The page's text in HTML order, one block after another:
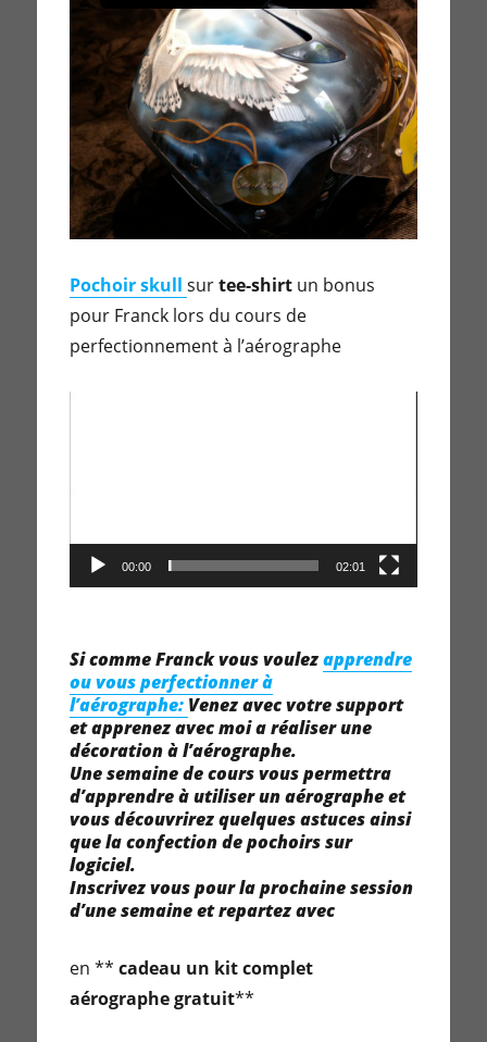
Pochoir skull surtee-shirt un bonus
pour Franck lors du cours de
perfectionnement à l’aérographe
00:00 02:01
Si comme Franck vous voulezapprendre
ou vous perfectionner à
l’aérographe: Venez avec votre support
et apprenez avec moi a réaliser une
décoration à l’aérographe.
Une semaine de cours vous permettra
d’apprendre à utiliser un aérographe et
vous découvrirez quelques astuces ainsi
que la confection de pochoirs sur
logiciel.
Inscrivez vous pour la prochaine session
d’une semaine et repartez avec
en **cadeau un kit complet
aérographe gratuit**